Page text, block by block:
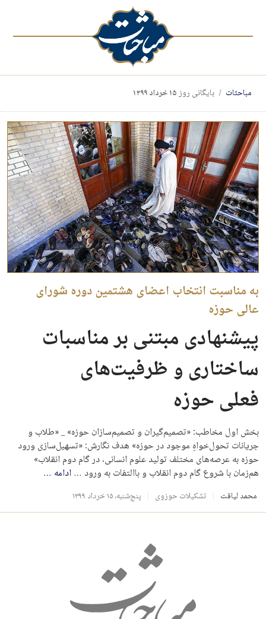
مباحثات بایگانی روز۱۵ خرداد ۱۳۹۹
به مناسبت انتخاب اعضای هشتمین دوره شورای
عالی حوزه
پیشنهادی مبتنی بر مناسبات
ساختاری و ظرفیت‌های
فعلی حوزه
بخش اول مخاطب: «تصمیم‌گیران و تصمیم‌سازان حوزه» _ «طلاب و
جریانات تحول‌خواهِ موجود در حوزه» هدف نگارش: «تسهیل‌سازی ورود
حوزه به عرصه‌های مختلف تولید علوم انسانی، در گام دوم انقلاب»
هم‌زمان با شروع گام دوم انقلاب و باالتفات به ورود …ادامه …
️ محمد لیاقت تشکیلات حوزوی پنج‌شنبه، ۱۵ خرداد ۱۳۹۹